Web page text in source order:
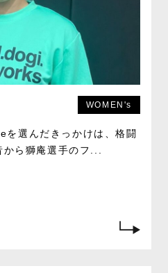
WOMEN's
選んだきっかけは、格闘
から獅庵選手のフ...